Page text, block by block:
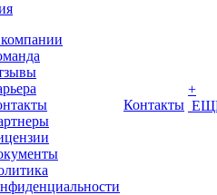
Контакты
+